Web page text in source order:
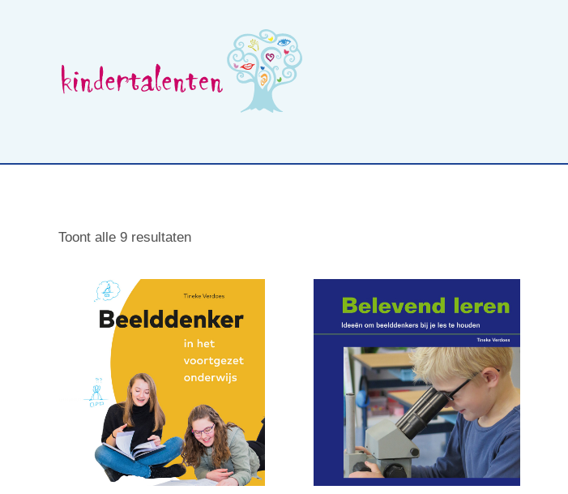
Toont alle 9 resultaten